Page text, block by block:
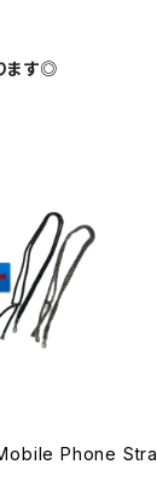
ます◎
Phone Stra